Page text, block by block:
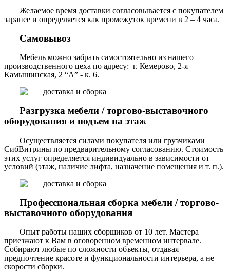
Желаемое время доставки согласовывается с покупателем
заранее и определяется как промежуток времени в 2 – 4 часа.
Самовывоз
Мебель можно забрать самостоятельно из нашего
производственного цеха по адресу: г. Кемерово, 2-я
Камышинская, 2 “А” - к. 6.
Разгрузка мебели / торгово-выставочного
оборудования и подъем на этаж
Осуществляется силами покупателя или грузчиками
СибВитрины по предварительному согласованию. Стоимость
этих услуг определяется индивидуально в зависимости от
условий (этаж, наличие лифта, назначение помещения и т. п.).
Профессиональная сборка мебели / торгово-
выставочного оборудования
Опыт работы наших сборщиков от 10 лет. Мастера
приезжают к Вам в оговоренном временном интервале.
Собирают любые по сложности объекты, отдавая
предпочтение красоте и функциональности интерьера, а не
скорости сборки.